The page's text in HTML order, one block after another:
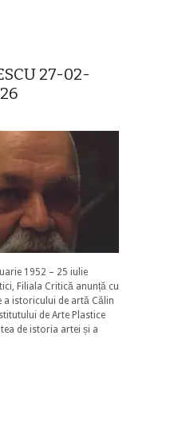
27-02-
1952 – 25 iulie
Filiala Critică anunță cu
a istoricului de artă Călin
de Arte Plastice
de istoria artei și a